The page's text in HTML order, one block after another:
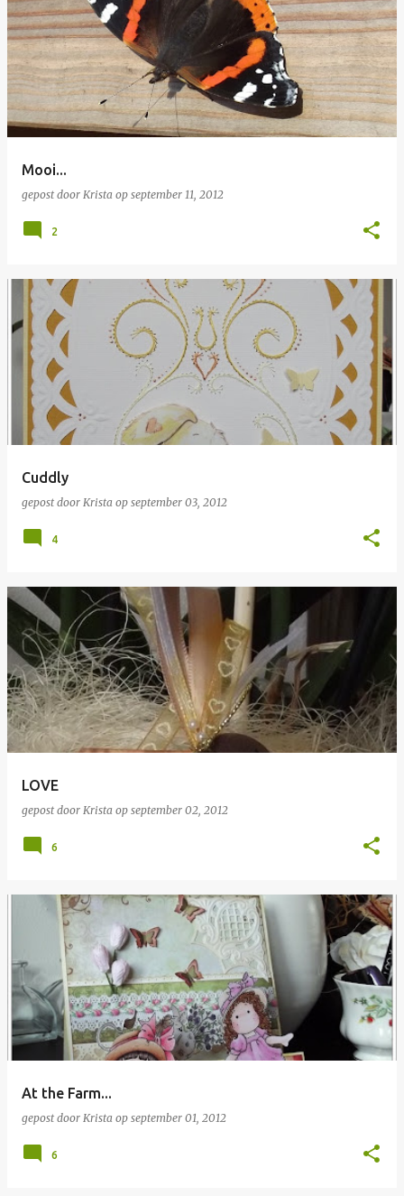
Mooi...
gepost door Krista op september 11, 2012
2
Cuddly
gepost door Krista op september 03, 2012
4
LOVE
gepost door Krista op september 02, 2012
6
At the Farm...
gepost door Krista op september 01, 2012
6